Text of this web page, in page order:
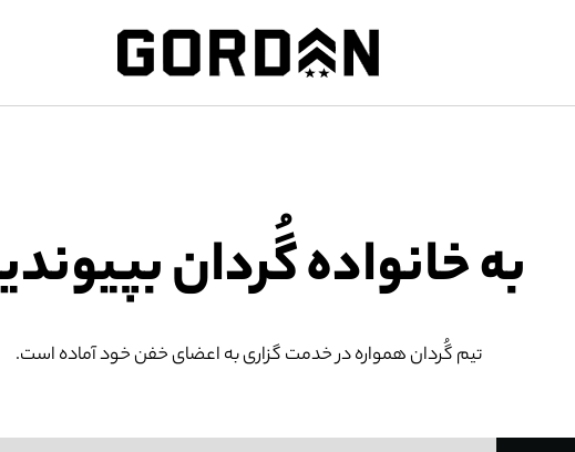
به خانواده گُردان
تیم گُردان همواره در خدمت گزاری به اعضای خفن خود آماده است.